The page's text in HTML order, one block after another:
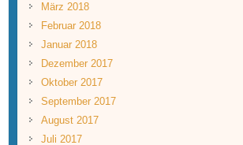
März 2018
Februar 2018
Januar 2018
Dezember 2017
Oktober 2017
September 2017
August 2017
Juli 2017